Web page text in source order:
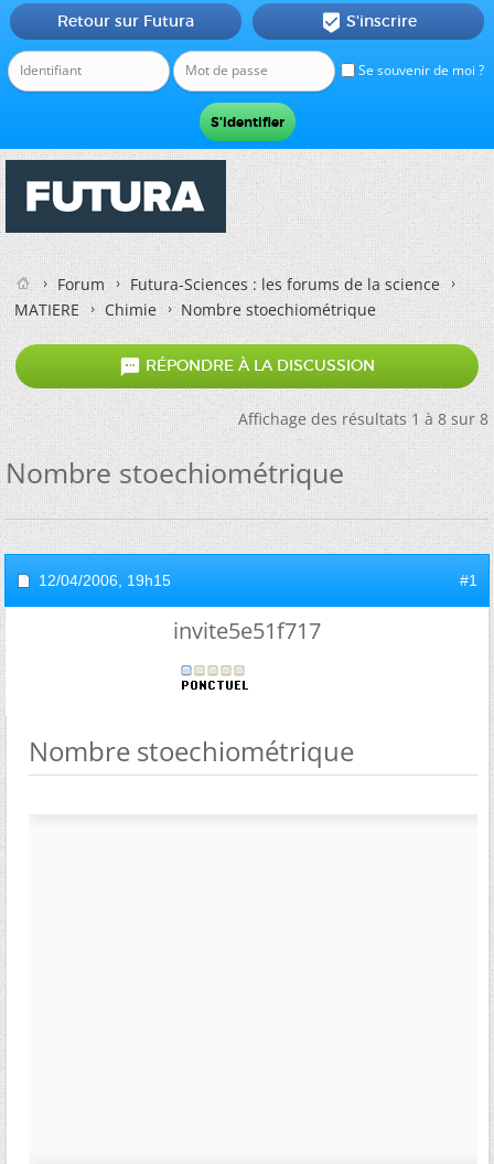
Se souvenir de moi ?
Retour sur Futura  S'inscrire
Forum
Futura-Sciences : les forums de la science
MATIERE
Chimie Nombre stoechiométrique
 RÉPONDRE À LA DISCUSSION
Affichage des résultats 1 à 8 sur 8
Nombre stoechiométrique
12/04/2006, 19h15 #1
invite5e51f717
Nombre stoechiométrique